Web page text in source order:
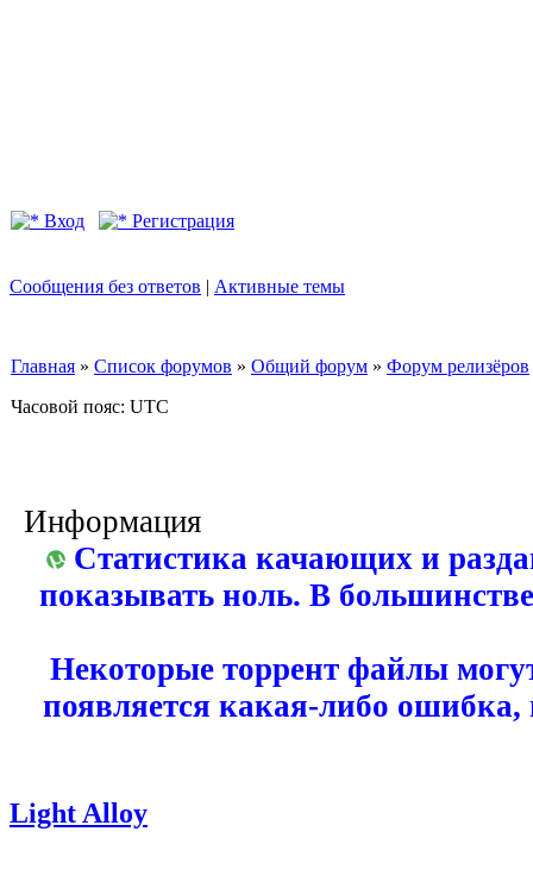
Вход Регистрация
Сообщения без ответов | Активные темы
Главная » Список форумов » Общий форум » Форум релизёров
Часовой пояс: UTC
Информация
Статистика качающих и
показывать ноль. В
Некоторые торрент файлы
появляется какая-либо
Light Alloy